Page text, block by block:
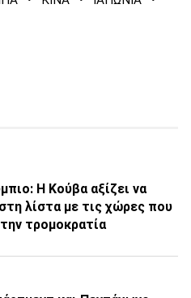
Η Κούβα αξίζει να
λίστα με τις χώρες που
τρομοκρατία